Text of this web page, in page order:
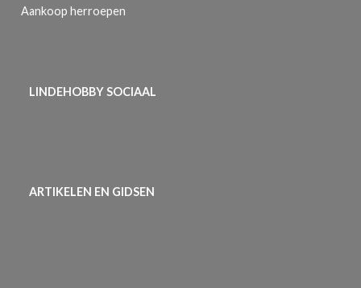
Aankoop herroepen
LINDEHOBBY SOCIAAL
ARTIKELEN EN GIDSEN